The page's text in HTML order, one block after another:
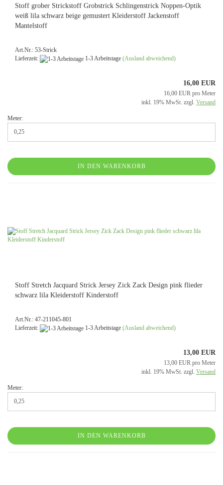
Stoff grober Strickstoff Grobstrick Schlingenstrick Noppen-Optik
weiß lila schwarz beige gemustert Kleiderstoff Jackenstoff
Mantelstoff
Art.Nr.: 53-Strick
Lieferzeit:
1-3 Arbeitstage (Ausland abweichend)
16,00 EUR
16,00 EUR pro Meter
inkl. 19% MwSt. zzgl. Versand
Meter:
IN DEN WARENKORB
Stoff Stretch Jacquard Strick Jersey Zick Zack Design pink flieder
schwarz lila Kleiderstoff Kinderstoff
Art.Nr.: 47-211045-801
Lieferzeit:
1-3 Arbeitstage (Ausland abweichend)
13,00 EUR
13,00 EUR pro Meter
inkl. 19% MwSt. zzgl. Versand
Meter:
IN DEN WARENKORB